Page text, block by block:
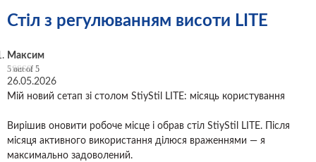
Стіл з регулюванням висоти LITE
Максим
5out of 5
26.05.2026
Мій новий сетап зі столом StiyStil LITE: місяць користування
Вирішив оновити робоче місце і обрав стіл StiyStil LITE. Після
місяця активного використання ділюся враженнями — я
максимально задоволений.